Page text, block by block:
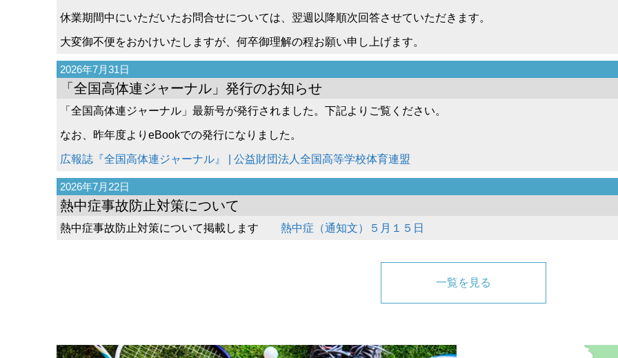
休業期間中にいただいたお問合せについては、翌週以降順次回答させていただきます。
大変御不便をおかけいたしますが、何卒御理解の程お願い申し上げます。
2026年7月31日
「全国高体連ジャーナル」発行のお知らせ
「全国高体連ジャーナル」最新号が発行されました。下記よりご覧ください。
なお、昨年度よりeBookでの発行になりました。
広報誌『全国高体連ジャーナル』 | 公益財団法人全国高等学校体育連盟
2026年7月22日
熱中症事故防止対策について
熱中症事故防止対策について掲載します 熱中症（通知文）５月１５日
一覧を見る